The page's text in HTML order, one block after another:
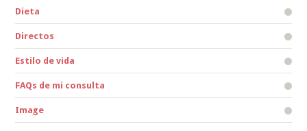
Dieta
Directos
Estilo de vida
FAQs de mi consulta
Image